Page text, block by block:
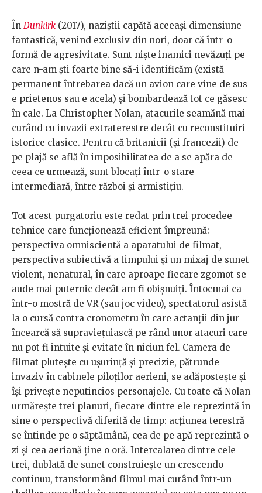
În Dunkirk (2017), naziștii capătă aceeași dimensiune
fantastică, venind exclusiv din nori, doar că într-o
formă de agresivitate. Sunt niște inamici nevăzuți pe
care n-am ști foarte bine să-i identificăm (există
permanent întrebarea dacă un avion care vine de sus
e prietenos sau e acela) și bombardează tot ce găsesc
în cale. La Christopher Nolan, atacurile seamănă mai
curând cu invazii extraterestre decât cu reconstituiri
istorice clasice. Pentru că britanicii (și francezii) de
pe plajă se află în imposibilitatea de a se apăra de
ceea ce urmează, sunt blocați într-o stare
intermediară, între război și armistițiu.
Tot acest purgatoriu este redat prin trei procedee
tehnice care funcționează eficient împreună:
perspectiva omniscientă a aparatului de filmat,
perspectiva subiectivă a timpului și un mixaj de sunet
violent, nenatural, în care aproape fiecare zgomot se
aude mai puternic decât am fi obișnuiți. Întocmai ca
într-o mostră de VR (sau joc video), spectatorul asistă
la o cursă contra cronometru în care actanții din jur
încearcă să supraviețuiască pe rând unor atacuri care
nu pot fi intuite și evitate în niciun fel. Camera de
filmat plutește cu ușurință și precizie, pătrunde
invaziv în cabinele piloților aerieni, se adăpostește și
își privește neputincios personajele. Cu toate că Nolan
urmărește trei planuri, fiecare dintre ele reprezintă în
sine o perspectivă diferită de timp: acțiunea terestră
se întinde pe o săptămână, cea de pe apă reprezintă o
zi și cea aeriană ține o oră. Intercalarea dintre cele
trei, dublată de sunet construiește un crescendo
continuu, transformând filmul mai curând într-un